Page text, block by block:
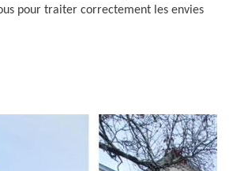
pour traiter correctement les envies